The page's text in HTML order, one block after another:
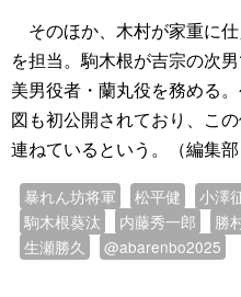
そのほか、木村が家重に
を担当。駒木根が吉宗の次
美男役者・蘭丸役を務める
図も初公開されており、こ
連ねているという。（編集部
暴れん坊将軍 松平健 小澤
駒木根葵汰
内藤秀一郎 勝
生瀬勝久
@abarenbo2025